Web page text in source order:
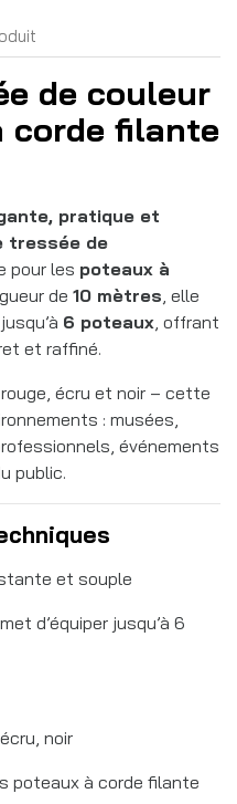
de couleur
corde filante
pratique et
tressée de
pour les poteaux à
de 10 mètres , elle
6 poteaux , offrant
et raffiné.
écru et noir – cette
: musées,
événements
public.
et souple
d’équiper jusqu’à 6
noir
poteaux à corde filante